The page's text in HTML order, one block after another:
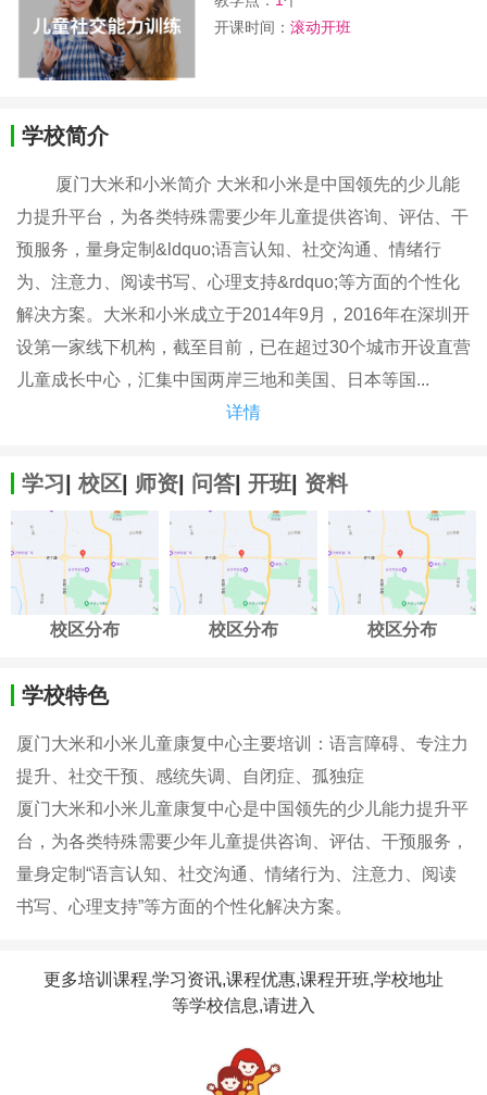
开课时间：滚动开班
学校简介
厦门大米和小米简介 大米和小米是中国领先的少儿能
力提升平台，为各类特殊需要少年儿童提供咨询、评估、干
预服务，量身定制&ldquo;语言认知、社交沟通、情绪行
为、注意力、阅读书写、心理支持&rdquo;等方面的个性化
解决方案。大米和小米成立于2014年9月，2016年在深圳开
设第一家线下机构，截至目前，已在超过30个城市开设直营
儿童成长中心，汇集中国两岸三地和美国、日本等国...
详情
学习 校区 师资 问答 开班 资料
校区分布 校区分布 校区分布
学校特色
厦门大米和小米儿童康复中心主要培训：语言障碍、专注力
提升、社交干预、感统失调、自闭症、孤独症
厦门大米和小米儿童康复中心是中国领先的少儿能力提升平
台，为各类特殊需要少年儿童提供咨询、评估、干预服务，
量身定制“语言认知、社交沟通、情绪行为、注意力、阅读
书写、心理支持”等方面的个性化解决方案。
更多培训课程,学习资讯,课程优惠,课程开班,学校地址
等学校信息,请进入